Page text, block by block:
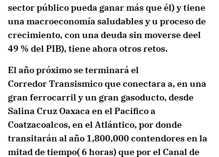
sector público pueda ganar más que él) y tiene
una macroeconomía saludables y u proceso de
crecimiento, con una deuda sin moverse deel
49 % del PIB), tiene ahora otros retos.
El año próximo se terminará el
Corredor Transismico que conectara a, en una
gran ferrocarril y un gran gasoducto, desde
Salina Cruz Oaxaca en el Pacifico a
Coatzacoalcos, en el Atlántico, por donde
transitarán al año 1,800,000 contendores en la
mitad de tiempo( 6 horas) que por el Canal de